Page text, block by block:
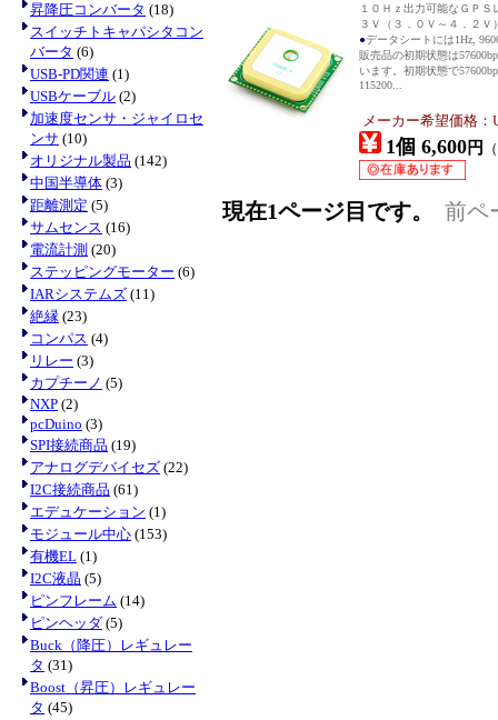
昇降圧コンバータ (18)
スイッチトキャパシタコン
バータ (6)
USB-PD関連 (1)
USBケーブル (2)
加速度センサ・ジャイロセ
ンサ (10)
オリジナル製品 (142)
中国半導体 (3)
距離測定 (5)
サムセンス (16)
電流計測 (20)
ステッピングモーター (6)
IARシステムズ (11)
絶縁 (23)
コンパス (4)
リレー (3)
カプチーノ (5)
NXP (2)
pcDuino (3)
SPI接続商品 (19)
アナログデバイセズ (22)
I2C接続商品 (61)
エデュケーション (1)
モジュール中心 (153)
有機EL (1)
I2C液晶 (5)
ピンフレーム (14)
ピンヘッダ (5)
Buck（降圧）レギュレー
タ (31)
Boost（昇圧）レギュレー
タ (45)
１０Ｈｚ出力可能なＧＰ
３Ｖ（３．０Ｖ～４．２
●データシートには1Hz,
販売品の初期状態は
います。初期状態で
115200...
メーカー希望価格：
1個 6,600円
現在1ページ目です。 前ペ